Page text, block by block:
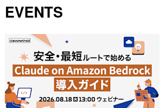
EVENTS